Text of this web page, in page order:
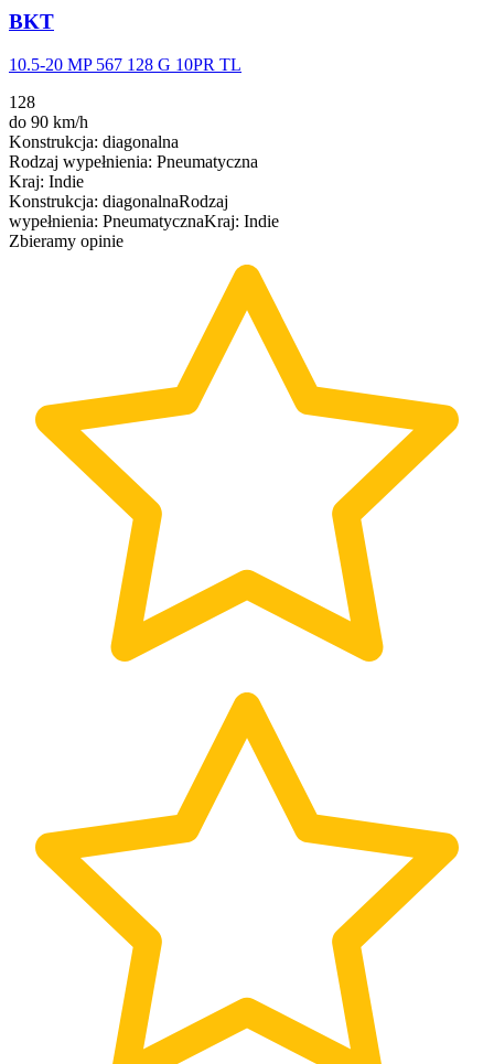
BKT
10.5-20 MP 567 128 G 10PR TL
128
do 90 km/h
Konstrukcja: diagonalna
Rodzaj wypełnienia: Pneumatyczna
Kraj: Indie
Konstrukcja: diagonalnaRodzaj
wypełnienia: PneumatycznaKraj: Indie
Zbieramy opinie